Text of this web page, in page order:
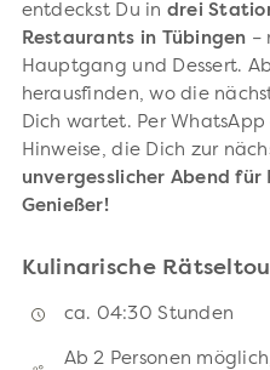
entdeckst Du in drei
Restaurants in Tübingen –
Hauptgang und Dessert.
herausfinden, wo die
Dich wartet. Per
Hinweise, die Dich zur
unvergesslicher Abend für
Genießer!
Kulinarische
ca. 04:30 Stunden
Ab 2 Personen